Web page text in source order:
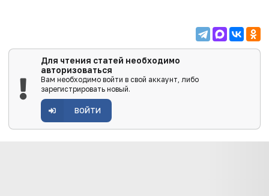
Для чтения статей необходимо
авторизоваться
Вам необходимо войти в свой аккаунт, либо
зарегистрировать новый.
ВОЙТИ